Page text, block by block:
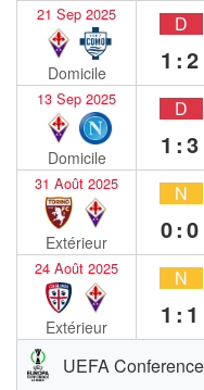
21 Sep 2025
Domicile
D
1:2
13 Sep 2025
Domicile
D
1:3
31 Août 2025
Extérieur
N
0:0
24 Août 2025
Extérieur
N
1:1
UEFA